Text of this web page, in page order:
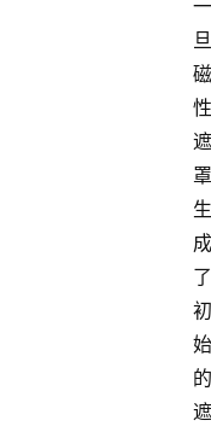
一
旦
磁
性
遮
罩
生
成
了
初
始
的
遮